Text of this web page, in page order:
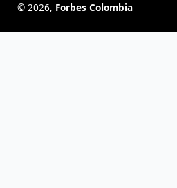
© 2026, Forbes Colombia